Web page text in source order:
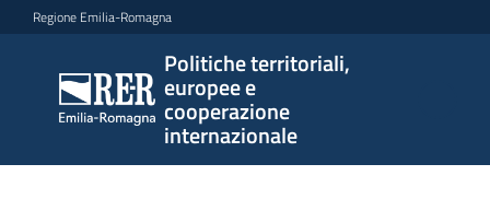
Vai al contenuto
Vai alla navigazione
Vai al footer
Regione Emilia-Romagna
Politiche territoriali,
europee e
cooperazione
internazionale
Politiche
territoriali,
europee e
cooperazione